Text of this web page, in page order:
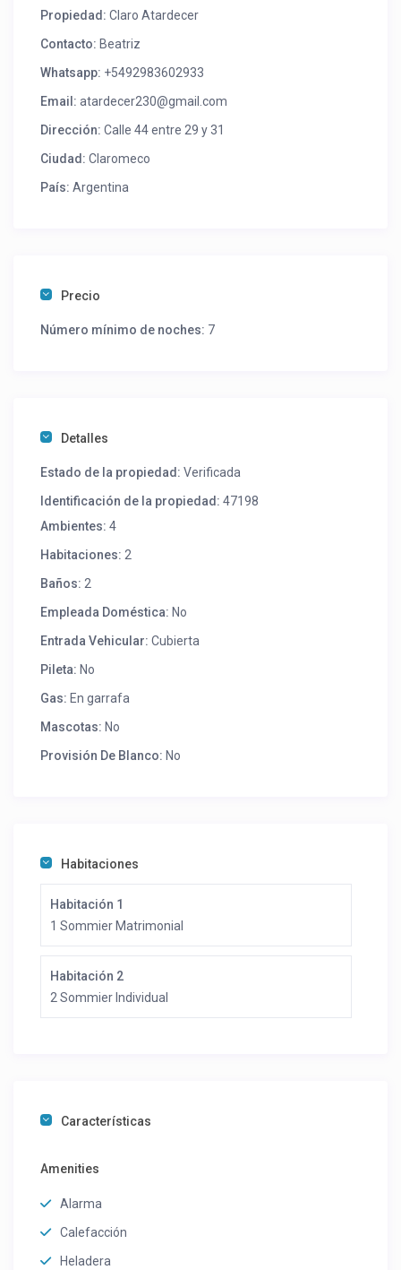
Propiedad: Claro Atardecer
Contacto: Beatriz
Whatsapp: +5492983602933
Email: atardecer230@gmail.com
Dirección: Calle 44 entre 29 y 31
Ciudad: Claromeco
País: Argentina
Precio
Número mínimo de noches: 7
Detalles
Estado de la propiedad: Verificada
Identificación de la propiedad: 47198
Ambientes: 4
Habitaciones: 2
Baños: 2
Empleada Doméstica: No
Entrada Vehicular: Cubierta
Pileta: No
Gas: En garrafa
Mascotas: No
Provisión De Blanco: No
Habitaciones
Habitación 1
1 Sommier Matrimonial
Habitación 2
2 Sommier Individual
Características
Amenities
Alarma
Calefacción
Heladera